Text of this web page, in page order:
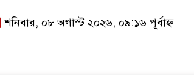
শনিবার, ০৮ অগাস্ট ২০২৬, ০৯:১৬ পূর্বাহ্ন